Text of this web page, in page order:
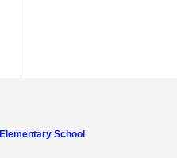
School